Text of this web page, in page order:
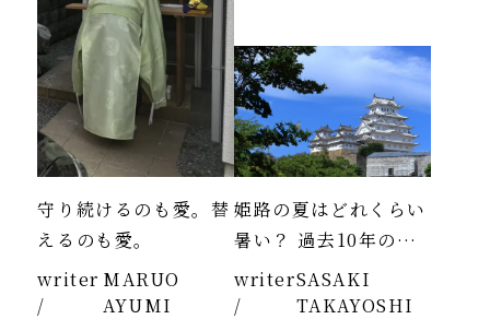
守り続けるのも愛。替
えるのも愛。
writer
/
MARUO
AYUMI
姫路の夏はどれくらい
暑い？ 過去10年のデ
ータより
writer
/
SASAKI
TAKAYOSHI